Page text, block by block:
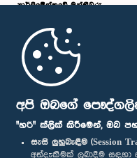
අපි ඔබගේ
"හරි" ක්ලික් කිරීමෙන්, ඔබ
සැසි ලුහුබැඳීම (Session
අත්දැකීමක් ලබාදීම සඳහා
පාර්ලි‌මේන්තුවේ මන්ත්‍රීවරු
මුල් පිටුව
පාර්ලිමේන්තු ජංගම යෙදුම